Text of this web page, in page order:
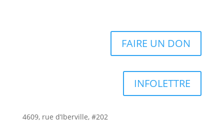
FAIRE UN DON
INFOLETTRE
4609, rue d’Iberville, #202